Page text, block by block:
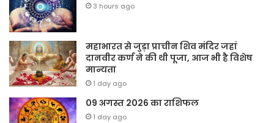
3 hours ago
महाभारत से जुड़ा प्राचीन शिव मंदिर जहां
दानवीर कर्ण ने की थी पूजा, आज भी है विशेष
मान्यता
1 day ago
09 अगस्त 2026 का राशिफल
1 day ago